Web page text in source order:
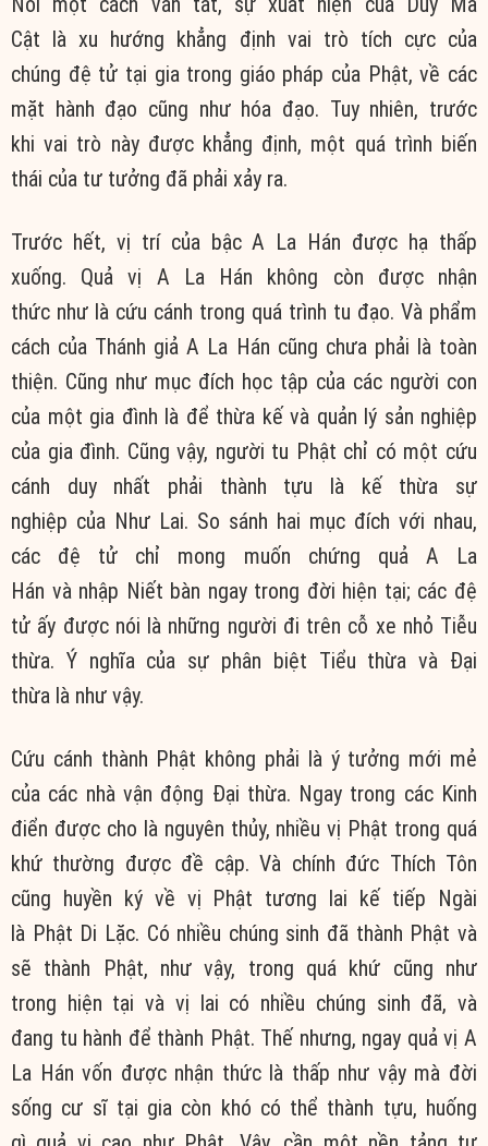
Cật là xu hướng khẳng định vai trò tích cực của
chúng đệ tử tại gia trong giáo pháp của Phật, về các
mặt hành đạo cũng như hóa đạo. Tuy nhiên, trước
khi vai trò này được khẳng định, một quá trình biến
thái của tư tưởng đã phải xảy ra.
Trước hết, vị trí của bậc A La Hán được hạ thấp
xuống. Quả vị A La Hán không còn được nhận
thức như là cứu cánh trong quá trình tu đạo. Và phẩm
cách của Thánh giả A La Hán cũng chưa phải là toàn
thiện. Cũng như mục đích học tập của các người con
của một gia đình là để thừa kế và quản lý sản nghiệp
của gia đình. Cũng vậy, người tu Phật chỉ có một cứu
cánh duy nhất phải thành tựu là kế thừa sự
nghiệp của Như Lai. So sánh hai mục đích với nhau,
các đệ tử chỉ mong muốn chứng quả A La
Hán và nhập Niết bàn ngay trong đời hiện tại; các đệ
tử ấy được nói là những người đi trên cỗ xe nhỏ Tiễu
thừa. Ý nghĩa của sự phân biệt Tiểu thừa và Đại
thừa là như vậy.
Cứu cánh thành Phật không phải là ý tưởng mới mẻ
của các nhà vận động Đại thừa. Ngay trong các Kinh
điển được cho là nguyên thủy, nhiều vị Phật trong quá
khứ thường được đề cập. Và chính đức Thích Tôn
cũng huyền ký về vị Phật tương lai kế tiếp Ngài
là Phật Di Lặc. Có nhiều chúng sinh đã thành Phật và
sẽ thành Phật, như vậy, trong quá khứ cũng như
trong hiện tại và vị lai có nhiều chúng sinh đã, và
đang tu hành để thành Phật. Thế nhưng, ngay quả vị A
La Hán vốn được nhận thức là thấp như vậy mà đời
sống cư sĩ tại gia còn khó có thể thành tựu, huống